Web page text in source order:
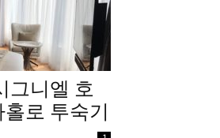
그니엘 호
홀로 투숙기